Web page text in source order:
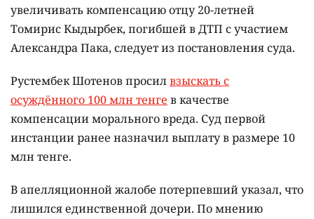
увеличивать компенсацию отцу 20-летней
Томирис Кыдырбек, погибшей в ДТП с участием
Александра Пака, следует из постановления суда.
Рустембек Шотенов просилвзыскать с
осуждённого 100 млн тенге в качестве
компенсации морального вреда. Суд первой
инстанции ранее назначил выплату в размере 10
млн тенге.
В апелляционной жалобе потерпевший указал, что
лишился единственной дочери. По мнению